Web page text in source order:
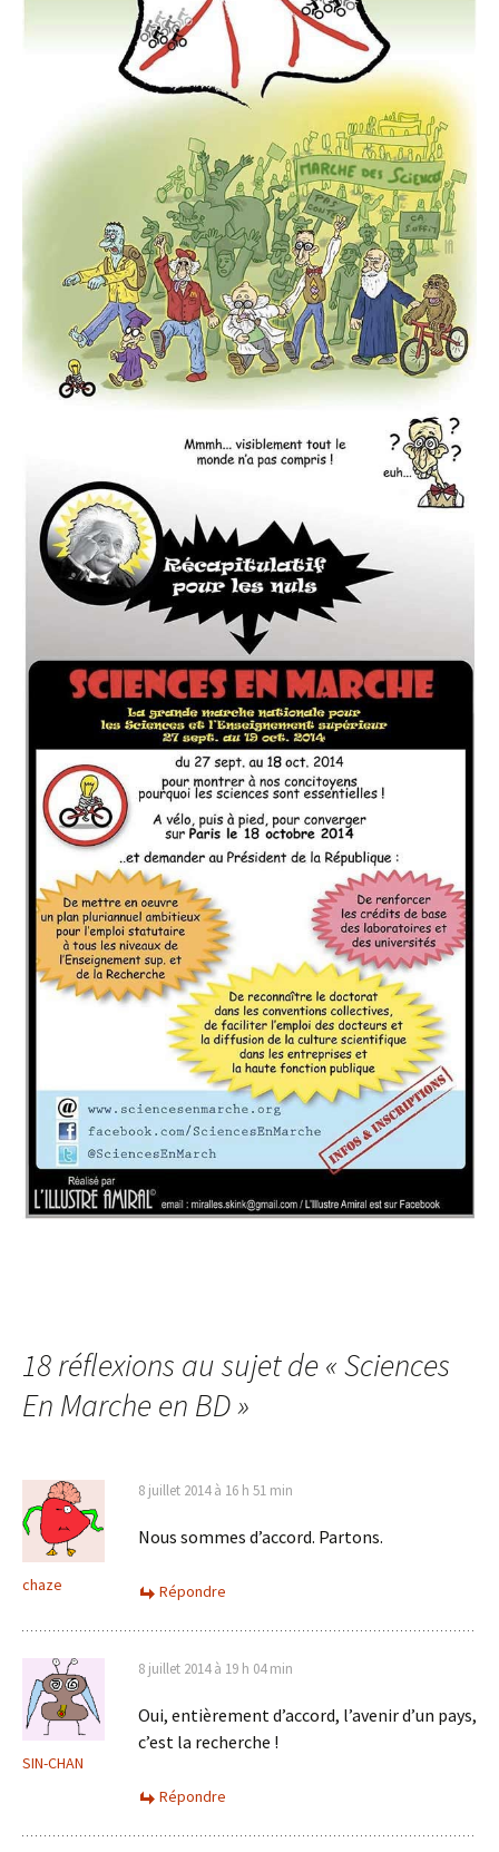
18 réflexions au sujet de «Sciences
En Marche en BD»
chaze
8 juillet 2014 à 16 h 51 min
Nous sommes d’accord. Partons.
Répondre
SIN-CHAN
8 juillet 2014 à 19 h 04 min
Oui, entièrement d’accord, l’avenir d’un pays,
c’est la recherche !
Répondre